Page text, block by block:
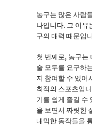
농구는 많은 사람
나입니다. 그 이유
구의 매력 때문입
첫 번째로, 농구는
술 모두를 요구하
지 참여할 수 있어
최적의 스포츠입
기를 쉽게 즐길 수
을 보면서 짜릿한
내믹한 동작들을